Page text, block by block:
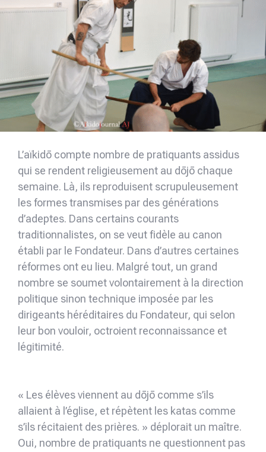
L’aïkidō compte nombre de pratiquants assidus
qui se rendent religieusement au dōjō chaque
semaine. Là, ils reproduisent scrupuleusement
les formes transmises par des générations
d’adeptes. Dans certains courants
traditionnalistes, on se veut fidèle au canon
établi par le Fondateur. Dans d’autres certaines
réformes ont eu lieu. Malgré tout, un grand
nombre se soumet volontairement à la direction
politique sinon technique imposée par les
dirigeants héréditaires du Fondateur, qui selon
leur bon vouloir, octroient reconnaissance et
légitimité.
« Les élèves viennent au dōjō comme s’ils
allaient à l’église, et répètent les katas comme
s’ils récitaient des prières. » déplorait un maître.
Oui, nombre de pratiquants ne questionnent pas